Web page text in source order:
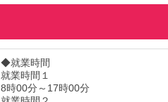
◆就業時間
就業時間１
8時00分～17時00分